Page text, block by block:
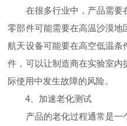
在很多行业中，产品需要
零部件可能需要在高温沙漠
航天设备可能要在高空低温条
件，可以让制造商在实验室内
际使用中发生故障的风险。
4、加速老化测试
产品的老化过程通常是一